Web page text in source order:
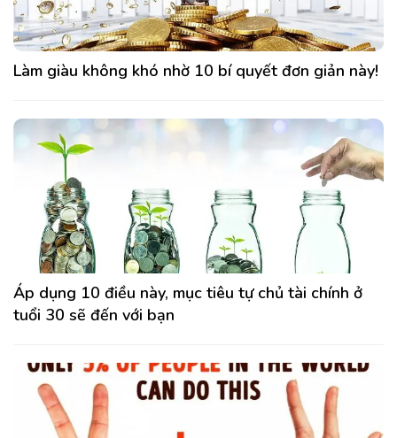
Làm giàu không khó nhờ 10 bí quyết đơn giản này!
Áp dụng 10 điều này, mục tiêu tự chủ tài chính ở
tuổi 30 sẽ đến với bạn